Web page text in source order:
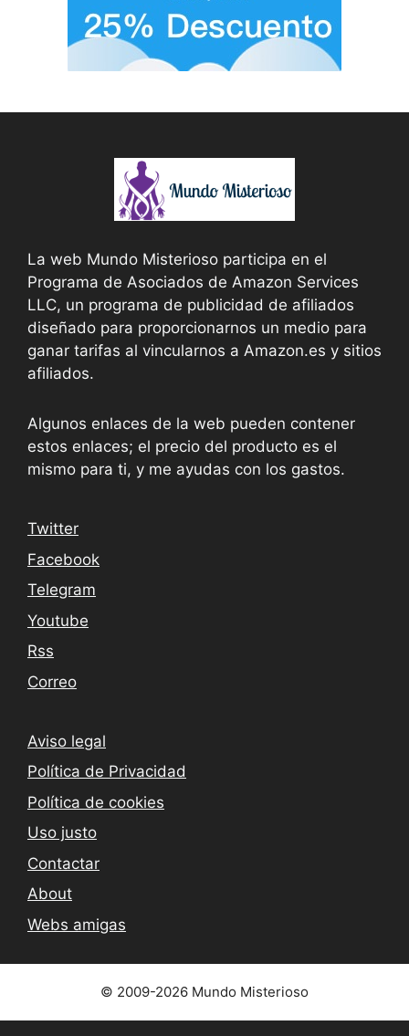
La web Mundo Misterioso participa en el
Programa de Asociados de Amazon Services
LLC, un programa de publicidad de afiliados
diseñado para proporcionarnos un medio para
ganar tarifas al vincularnos a Amazon.es y sitios
afiliados.
Algunos enlaces de la web pueden contener
estos enlaces; el precio del producto es el
mismo para ti, y me ayudas con los gastos.
Twitter
Facebook
Telegram
Youtube
Rss
Correo
Aviso legal
Política de Privacidad
Política de cookies
Uso justo
Contactar
About
Webs amigas
© 2009-2026 Mundo Misterioso